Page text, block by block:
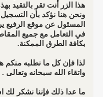
هذا الزر أنت تقر بالتقيد
ونحن هنا نؤكد بأن
المسئول عن موقع
في التعامل مع جميع
بكافة الطرق الممكنة.
لذا فإن كل ما نطلبه منكم
واتقاء الله سبحانه وتعالى .
ما عدا ذلك فإننا نشكر لك